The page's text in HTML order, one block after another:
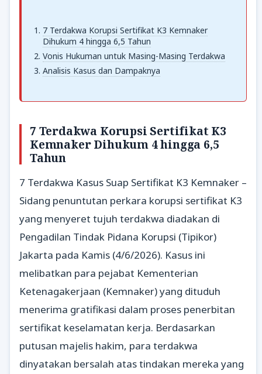
7 Terdakwa Korupsi Sertifikat K3 Kemnaker
Dihukum 4 hingga 6,5 Tahun
Vonis Hukuman untuk Masing-Masing Terdakwa
Analisis Kasus dan Dampaknya
7 Terdakwa Korupsi Sertifikat K3
Kemnaker Dihukum 4 hingga 6,5
Tahun
7 Terdakwa Kasus Suap Sertifikat K3 Kemnaker –
Sidang penuntutan perkara korupsi sertifikat K3
yang menyeret tujuh terdakwa diadakan di
Pengadilan Tindak Pidana Korupsi (Tipikor)
Jakarta pada Kamis (4/6/2026). Kasus ini
melibatkan para pejabat Kementerian
Ketenagakerjaan (Kemnaker) yang dituduh
menerima gratifikasi dalam proses penerbitan
sertifikat keselamatan kerja. Berdasarkan
putusan majelis hakim, para terdakwa
dinyatakan bersalah atas tindakan mereka yang